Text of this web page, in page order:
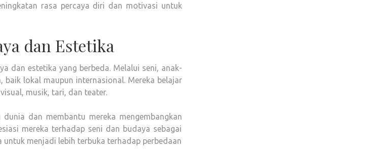
rasa percaya diri dan motivasi untuk
dan Estetika
dan estetika yang berbeda. Melalui seni, anak-
baik lokal maupun internasional. Mereka belajar
musik, tari, dan teater.
dan membantu mereka mengembangkan
mereka terhadap seni dan budaya sebagai
menjadi lebih terbuka terhadap perbedaan